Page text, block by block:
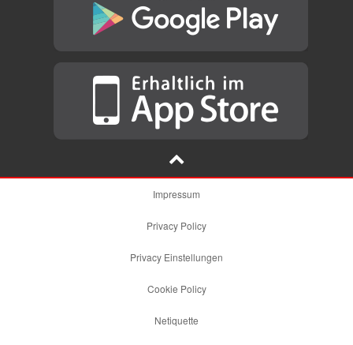
Impressum
Privacy Policy
Privacy Einstellungen
Cookie Policy
Netiquette